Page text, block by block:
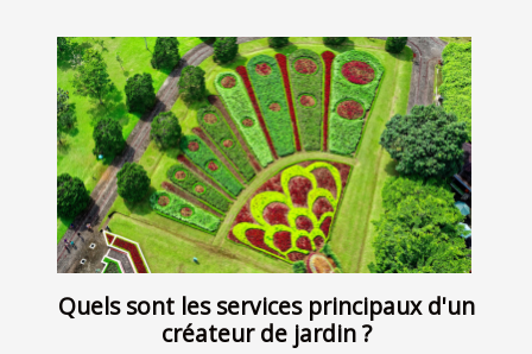
Quels sont les services principaux d'un
créateur de jardin ?